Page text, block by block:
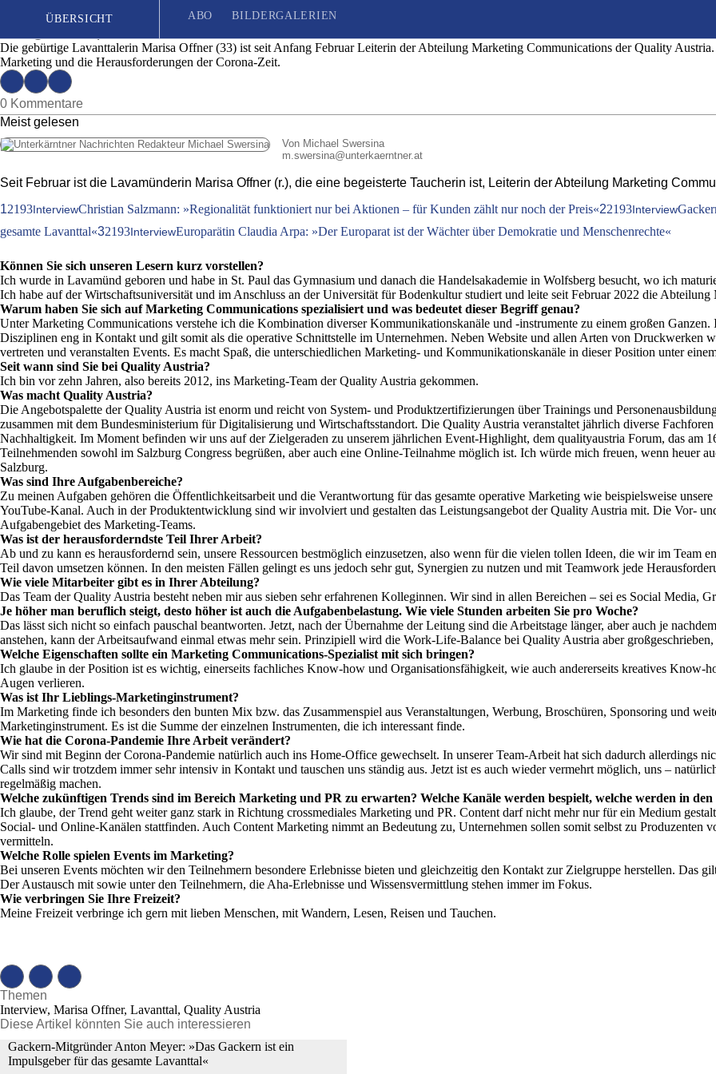
ÜBERSICHT ABO BILDERGALERIEN
Seit 1887| Das unabhängige Wochenblatt für Unterkärnten
Marketing-Profi Marisa Offner: »Der Trend geht in Richtung crossmediales Marketing und
Ausgabe 9 | Mittwoch, 2. März 2022
Die gebürtige Lavanttalerin Marisa Offner (33) ist seit Anfang Februar Leiterin der Abteilung Marketing Communications der Quality
Marketing und die Herausforderungen der Corona-Zeit.
0 Kommentare
Meist gelesen
Von Michael Swersina
m.swersina@unterkaerntner.at
Seit Februar ist die Lavamünderin Marisa Offner (r.), die eine begeisterte Taucherin ist, Leiterin der Abteilung Marketing
12193InterviewChristian Salzmann: »Regionalität funktioniert nur bei Aktionen – für Kunden zählt nur noch der Preis«22193Interview
gesamte Lavanttal«32193InterviewEuroparätin Claudia Arpa: »Der Europarat ist der Wächter über Demokratie und Menschenrechte«
Können Sie sich unseren Lesern kurz vorstellen?
Ich wurde in Lavamünd geboren und habe in St. Paul das Gymnasium und danach die Handelsakademie in Wolfsberg besucht, wo ich
Ich habe auf der Wirtschaftsuniversität und im Anschluss an der Universität für Bodenkultur studiert und leite seit Februar 2022 die
Warum haben Sie sich auf Marketing Communications spezialisiert und was bedeutet dieser Begriff genau?
Unter Marketing Communications verstehe ich die Kombination diverser Kommunikationskanäle und -instrumente zu einem großen
Disziplinen eng in Kontakt und gilt somit als die operative Schnittstelle im Unternehmen. Neben Website und allen Arten von Druckwerken
vertreten und veranstalten Events. Es macht Spaß, die unterschiedlichen Marketing- und Kommunikationskanäle in dieser Position unter
Seit wann sind Sie bei Quality Austria?
Ich bin vor zehn Jahren, also bereits 2012, ins Marketing-Team der Quality Austria gekommen.
Was macht Quality Austria?
Die Angebotspalette der Quality Austria ist enorm und reicht von System- und Produktzertifizierungen über Trainings und
zusammen mit dem Bundesministerium für Digitalisierung und Wirtschaftsstandort. Die Quality Austria veranstaltet jährlich diverse
Nachhaltigkeit. Im Moment befinden wir uns auf der Zielgeraden zu unserem jährlichen Event-Highlight, dem qualityaustria Forum, das am
Teilnehmenden sowohl im Salzburg Congress begrüßen, aber auch eine Online-Teilnahme möglich ist. Ich würde mich freuen, wenn heuer
Salzburg.
Was sind Ihre Aufgabenbereiche?
Zu meinen Aufgaben gehören die Öffentlichkeitsarbeit und die Verantwortung für das gesamte operative Marketing wie beispielsweise
YouTube-Kanal. Auch in der Produktentwicklung sind wir involviert und gestalten das Leistungsangebot der Quality Austria mit. Die Vor-
Aufgabengebiet des Marketing-Teams.
Was ist der herausforderndste Teil Ihrer Arbeit?
Ab und zu kann es herausfordernd sein, unsere Ressourcen bestmöglich einzusetzen, also wenn für die vielen tollen Ideen, die wir im
Teil davon umsetzen können. In den meisten Fällen gelingt es uns jedoch sehr gut, Synergien zu nutzen und mit Teamwork jede
Wie viele Mitarbeiter gibt es in Ihrer Abteilung?
Das Team der Quality Austria besteht neben mir aus sieben sehr erfahrenen Kolleginnen. Wir sind in allen Bereichen – sei es Social Media,
Je höher man beruflich steigt, desto höher ist auch die Aufgabenbelastung. Wie viele Stunden arbeiten Sie pro Woche?
Das lässt sich nicht so einfach pauschal beantworten. Jetzt, nach der Übernahme der Leitung sind die Arbeitstage länger, aber auch je
anstehen, kann der Arbeitsaufwand einmal etwas mehr sein. Prinzipiell wird die Work-Life-Balance bei Quality Austria aber
Welche Eigenschaften sollte ein Marketing Communications-Spezialist mit sich bringen?
Ich glaube in der Position ist es wichtig, einerseits fachliches Know-how und Organisationsfähigkeit, wie auch andererseits kreatives Know-
Augen verlieren.
Was ist Ihr Lieblings-Marketinginstrument?
Im Marketing finde ich besonders den bunten Mix bzw. das Zusammenspiel aus Veranstaltungen, Werbung, Broschüren, Sponsoring und
Marketinginstrument. Es ist die Summe der einzelnen Instrumenten, die ich interessant finde.
Wie hat die Corona-Pandemie Ihre Arbeit verändert?
Wir sind mit Beginn der Corona-Pandemie natürlich auch ins Home-Office gewechselt. In unserer Team-Arbeit hat sich dadurch allerdings
Calls sind wir trotzdem immer sehr intensiv in Kontakt und tauschen uns ständig aus. Jetzt ist es auch wieder vermehrt möglich, uns –
regelmäßig machen.
Welche zukünftigen Trends sind im Bereich Marketing und PR zu erwarten? Welche Kanäle werden bespielt, welche werden in
Ich glaube, der Trend geht weiter ganz stark in Richtung crossmediales Marketing und PR. Content darf nicht mehr nur für ein Medium
Social- und Online-Kanälen stattfinden. Auch Content Marketing nimmt an Bedeutung zu, Unternehmen sollen somit selbst zu Produzenten
vermitteln.
Welche Rolle spielen Events im Marketing?
Bei unseren Events möchten wir den Teilnehmern besondere Erlebnisse bieten und gleichzeitig den Kontakt zur Zielgruppe herstellen. Das
Der Austausch mit sowie unter den Teilnehmern, die Aha-Erlebnisse und Wissensvermittlung stehen immer im Fokus.
Wie verbringen Sie Ihre Freizeit?
Meine Freizeit verbringe ich gern mit lieben Menschen, mit Wandern, Lesen, Reisen und Tauchen.
Themen
Interview, Marisa Offner, Lavanttal, Quality Austria
Diese Artikel könnten Sie auch interessieren
Gackern-Mitgründer Anton Meyer: »Das Gackern ist ein
Impulsgeber für das gesamte Lavanttal«